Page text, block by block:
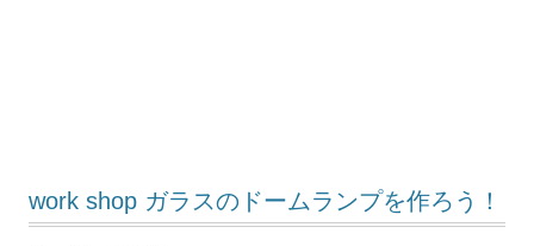
work shop ガラスのドームランプを作ろう！